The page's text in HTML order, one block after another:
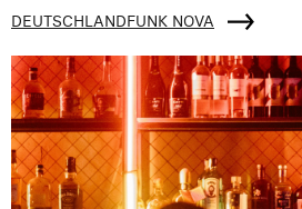
DEUTSCHLANDFUNK NOVA